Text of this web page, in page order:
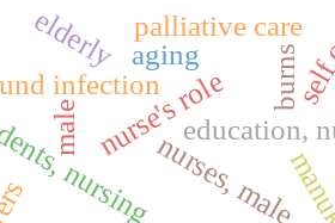
nurses, male
nursing
male nurse's roleeducation,
infection burns
aging
palliative care
elderly